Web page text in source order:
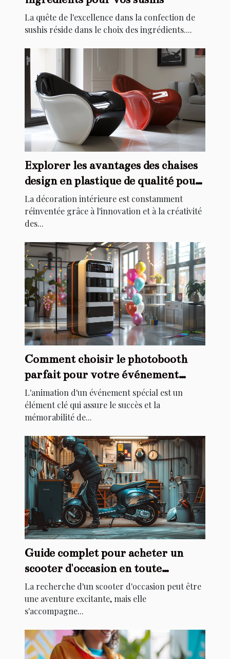
La quête de l'excellence dans la confection de
sushis réside dans le choix des ingrédients....
Explorer les avantages des chaises
design en plastique de qualité pour
la décoration intérieure
La décoration intérieure est constamment
réinventée grâce à l'innovation et à la créativité
des...
Comment choisir le photobooth
parfait pour votre événement
spécial
L'animation d'un événement spécial est un
élément clé qui assure le succès et la
mémorabilité de...
Guide complet pour acheter un
scooter d'occasion en toute
sécurité
La recherche d'un scooter d'occasion peut être
une aventure excitante, mais elle
s'accompagne...